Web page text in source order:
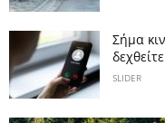
Σήμα
SLIDER